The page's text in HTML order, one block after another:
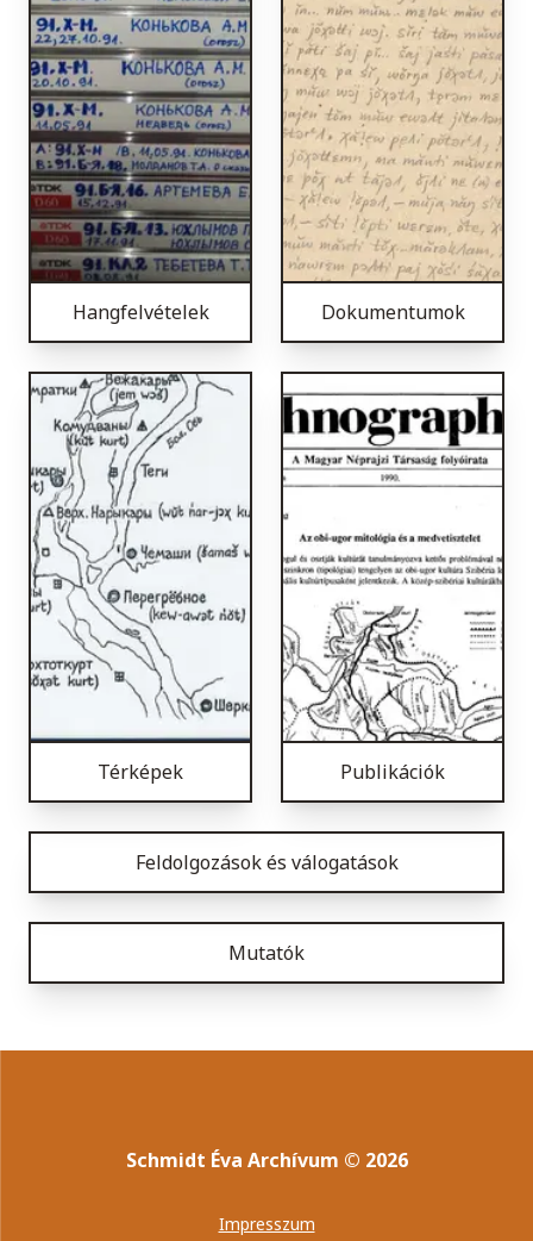
Hangfelvételek Dokumentumok
Térképek Publikációk
Feldolgozások és válogatások
Mutatók
Schmidt Éva Archívum © 2026
Impresszum